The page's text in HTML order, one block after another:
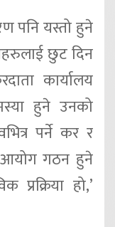
पनि यस्तो हुने
छुट दिन
कार्यालय
हुने उनको
पर्ने कर र
आयोग गठन हुने
हो,’